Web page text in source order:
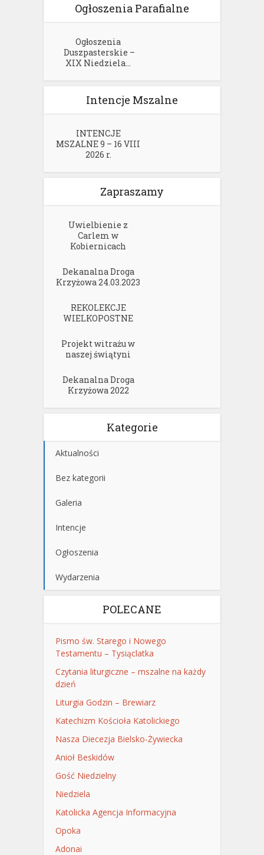
Ogłoszenia Parafialne
Ogłoszenia
Duszpasterskie –
XIX Niedziela...
Intencje Mszalne
INTENCJE
MSZALNE 9 – 16 VIII
2026 r.
Zapraszamy
Uwielbienie z
Carlem w
Kobiernicach
Dekanalna Droga
Krzyżowa 24.03.2023
REKOLEKCJE
WIELKOPOSTNE
Projekt witrażu w
naszej świątyni
Dekanalna Droga
Krzyżowa 2022
Kategorie
Aktualności
Bez kategorii
Galeria
Intencje
Ogłoszenia
Wydarzenia
POLECANE
Pismo św. Starego i Nowego
Testamentu – Tysiąclatka
Czytania liturgiczne – mszalne na każdy
dzień
Liturgia Godzin – Brewiarz
Katechizm Kościoła Katolickiego
Nasza Diecezja Bielsko-Żywiecka
Anioł Beskidów
Gość Niedzielny
Niedziela
Katolicka Agencja Informacyjna
Opoka
Adonai